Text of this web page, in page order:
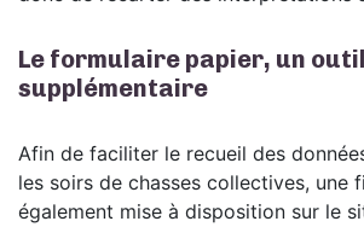
Le formulaire papier, un outil
supplémentaire
Afin de faciliter le recueil des
les soirs de chasses collectives, une
également mise à disposition sur le